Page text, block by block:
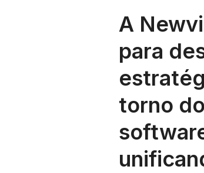
A
para
torno